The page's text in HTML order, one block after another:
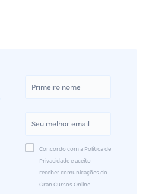
Concordo com a Política de
Privacidade e aceito
receber comunicações do
Gran Cursos Online.